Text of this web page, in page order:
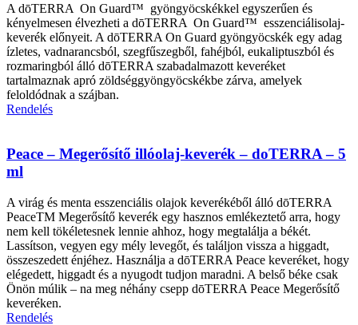
A dōTERRA On Guard™ gyöngyöcskékkel egyszerűen és
kényelmesen élvezheti a dōTERRA On Guard™ esszenciálisolaj-
keverék előnyeit. A dōTERRA On Guard gyöngyöcskék egy adag
ízletes, vadnarancsból, szegfűszegből, fahéjból, eukaliptuszból és
rozmaringból álló dōTERRA szabadalmazott keveréket
tartalmaznak apró zöldséggyöngyöcskékbe zárva, amelyek
feloldódnak a szájban.
Rendelés
Peace – Megerősítő illóolaj-keverék – doTERRA – 5
ml
A virág és menta esszenciális olajok keverékéből álló dōTERRA
PeaceTM Megerősítő keverék egy hasznos emlékeztető arra, hogy
nem kell tökéletesnek lennie ahhoz, hogy megtalálja a békét.
Lassítson, vegyen egy mély levegőt, és találjon vissza a higgadt,
összeszedett énjéhez. Használja a dōTERRA Peace keveréket, hogy
elégedett, higgadt és a nyugodt tudjon maradni. A belső béke csak
Önön múlik – na meg néhány csepp dōTERRA Peace Megerősítő
keveréken.
Rendelés